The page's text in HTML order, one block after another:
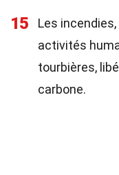
15
Les
activités
tourbières,
carbone.